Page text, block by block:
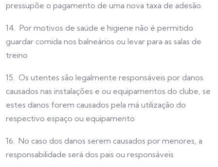
pressupõe o pagamento de uma nova taxa de adesão.
14. Por motivos de saúde e higiene não é permitido
guardar comida nos balneários ou levar para as salas de
treino
15. Os utentes são legalmente responsáveis por danos
causados nas instalações e ou equipamentos do clube, se
estes danos forem causados pela má utilização do
respectivo espaço ou equipamento
16. No caso dos danos serem causados por menores, a
responsabilidade será dos pais ou responsáveis